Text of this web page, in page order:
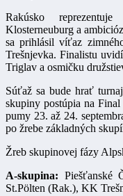
Rakúsko
Klosterneuburg a
sa prihlásil víťaz
Trešnjevka. Finalistu
Triglav a osmičku
Súťaž sa bude hrať
skupiny postúpia na
pumy 23. až 24.
po žrebe základných
Žreb skupinovej fázy
A-skupina: Piešťanské
St.Pölten (Rak.), KK